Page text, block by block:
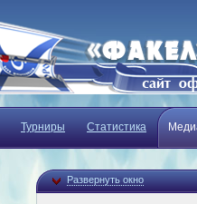
Турниры Статистика
Развернуть окно